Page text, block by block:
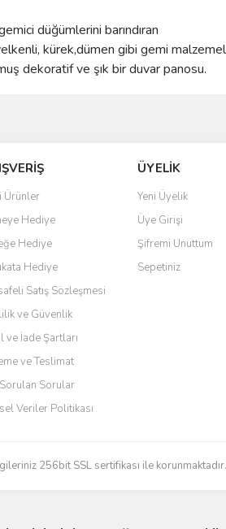
düğümlerini barındıran
kürek,dümen gibi gemi
dekoratif ve şık bir duvar panosu.
görüntülenemiyor.
bulunuyor.
pahalı.
olmalı.
alışverişinde yaşadığım en iyi deneyimdi.
hazırlanmış çok düzenli bir site. Teşekkürler.
cevap veriyorlar işlerini düzgün yapıyorlar
Ürünler
Hediye
Hediye
Hediye
Satış Sözleşmesi
ve Güvenlik
ve İade Şartları
ve Teslimat
Sorulan Sorular
Veriler Politikası
ÜYELİK
Yeni Üyelik
Üye Girişi
Şifremi Unuttum
Sepetiniz
256bit SSL sertifikası ile korunmaktadır.